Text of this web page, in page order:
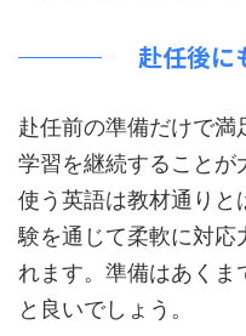
赴任後に
赴任前の準備だけで満
学習を継続することが
使う英語は教材通りと
験を通じて柔軟に対応
れます。準備はあくま
と良いでしょう。